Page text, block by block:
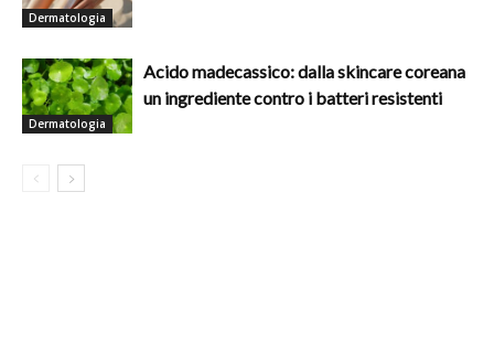
Dermatologia
Dermatologia
Acido madecassico: dalla skincare coreana
un ingrediente contro i batteri resistenti